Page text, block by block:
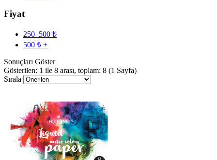
Fiyat
250–500 ₺
500 ₺ +
Sonuçları Göster
Gösterilen: 1 ile 8 arası, toplam: 8 (1 Sayfa)
Sırala